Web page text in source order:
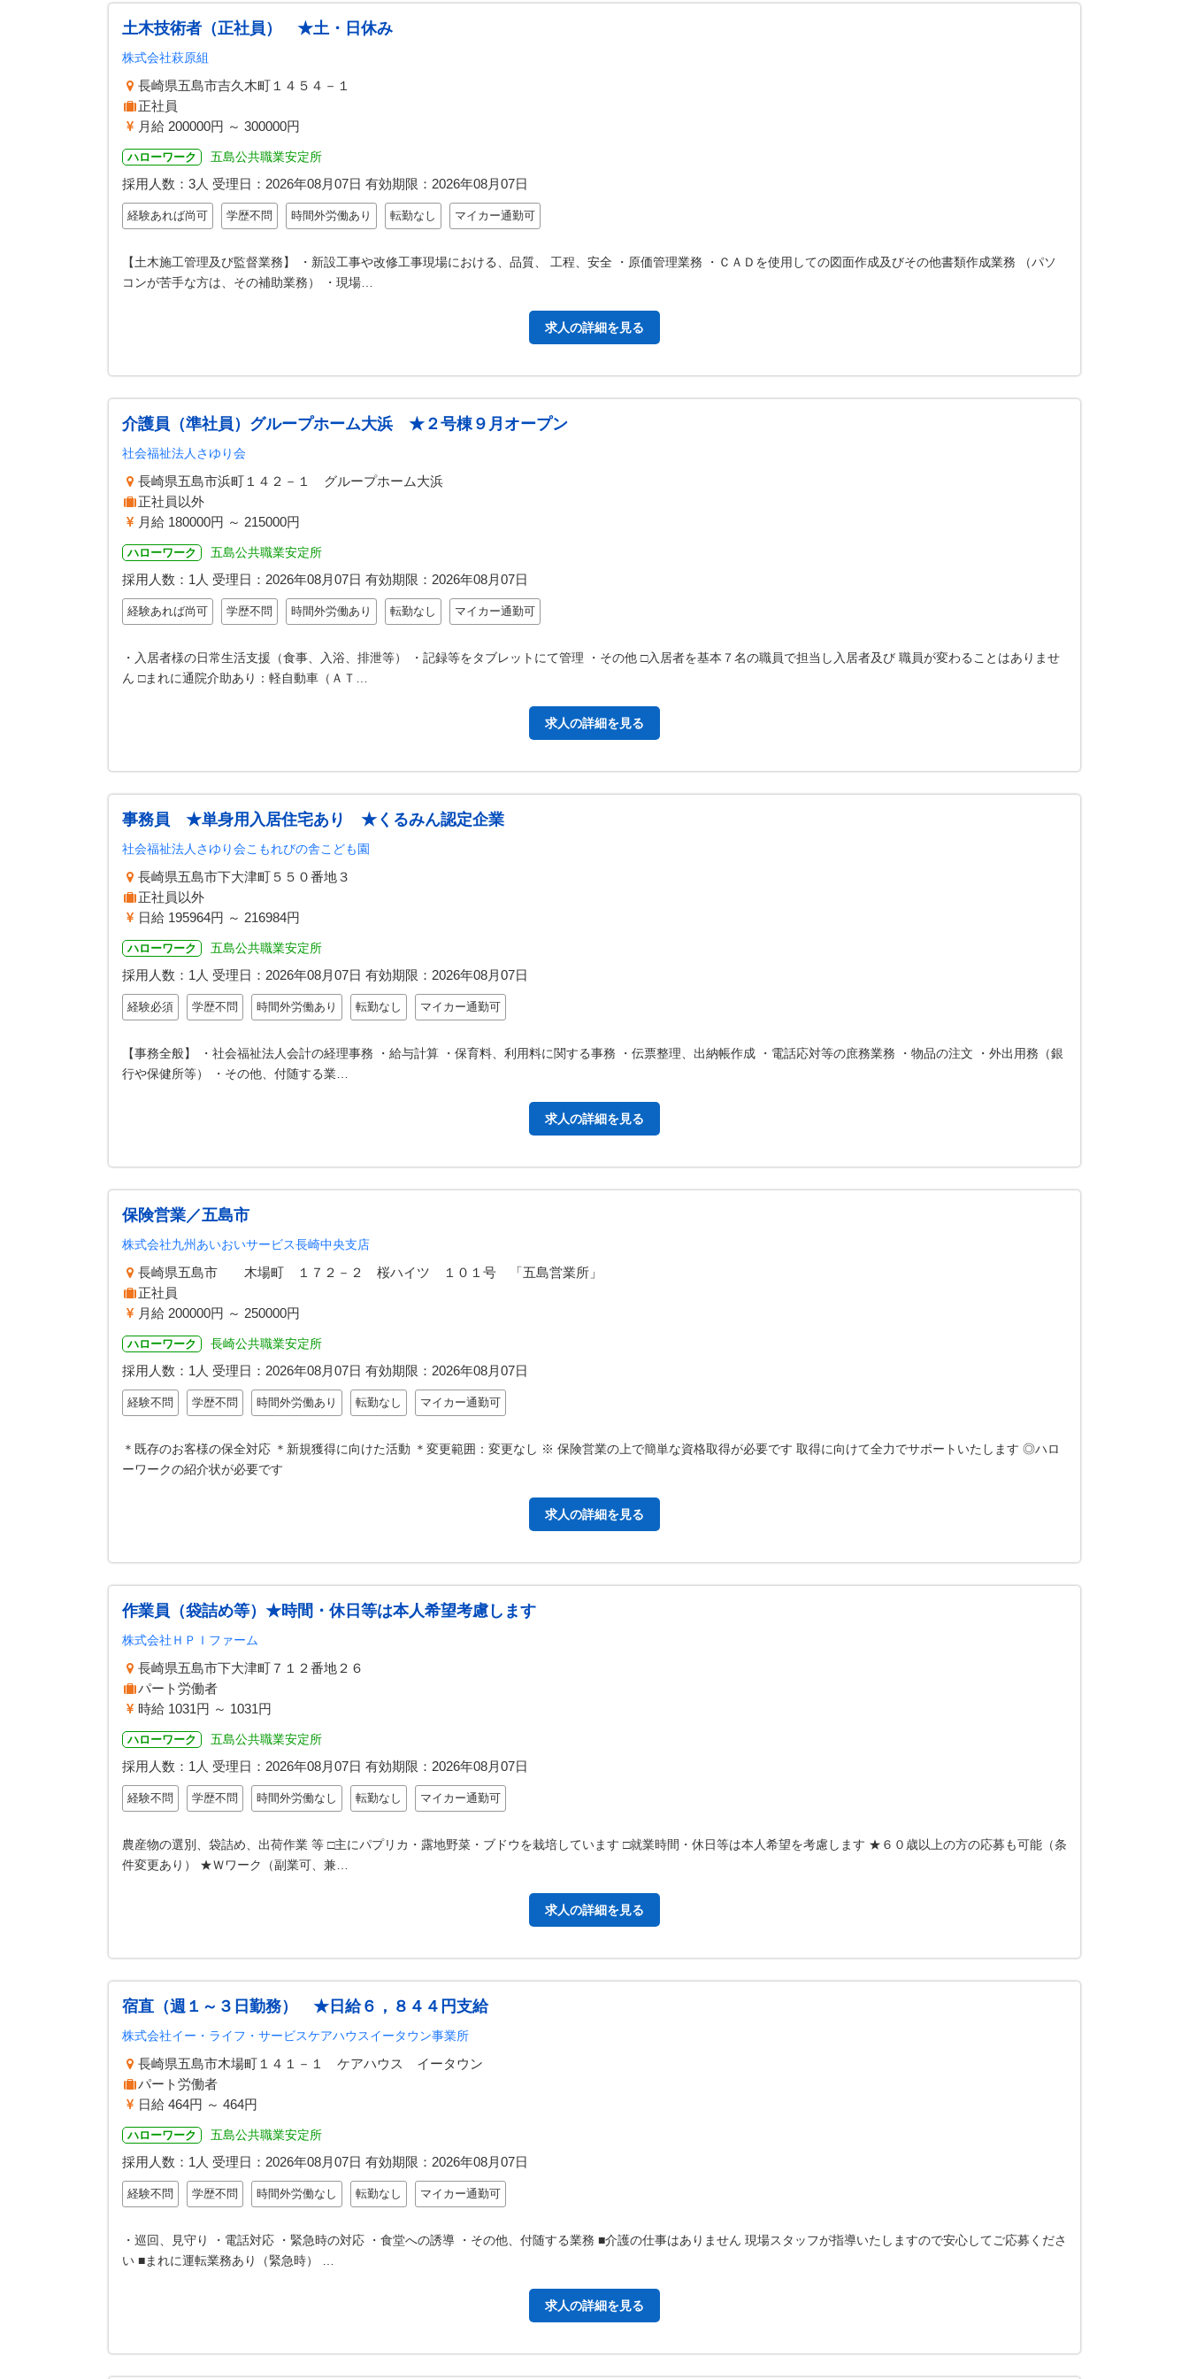
土木技術者（正社員） ★土・日休み
株式会社萩原組
長崎県五島市吉久木町１４５４－１
正社員
月給 200000円 ～ 300000円
ハローワーク 五島公共職業安定所
採用人数：3人 受理日： 2026年08月07日 有効期限： 2026年08月07日
経験あれば尚可 学歴不問 時間外労働あり 転勤なし マイカー通勤可
【土木施工管理及び監督業務】 ・新設工事や改修工事現場における、品質、 工程、安全 ・原価管理業務 ・ＣＡＤを使用しての図面作成及びその他書類作成業務 （パソ
コンが苦手な方は、その補助業務） ・現場…
求人の詳細を見る
介護員（準社員）グループホーム大浜 ★２号棟９月オープン
社会福祉法人さゆり会
長崎県五島市浜町１４２－１ グループホーム大浜
正社員以外
月給 180000円 ～ 215000円
ハローワーク 五島公共職業安定所
採用人数：1人 受理日： 2026年08月07日 有効期限： 2026年08月07日
経験あれば尚可 学歴不問 時間外労働あり 転勤なし マイカー通勤可
・入居者様の日常生活支援（食事、入浴、排泄等） ・記録等をタブレットにて管理 ・その他 □入居者を基本７名の職員で担当し入居者及び 職員が変わることはありませ
ん □まれに通院介助あり：軽自動車（ＡＴ…
求人の詳細を見る
事務員 ★単身用入居住宅あり ★くるみん認定企業
社会福祉法人さゆり会こもれびの舎こども園
長崎県五島市下大津町５５０番地３
正社員以外
日給 195964円 ～ 216984円
ハローワーク 五島公共職業安定所
採用人数：1人 受理日： 2026年08月07日 有効期限： 2026年08月07日
経験必須 学歴不問 時間外労働あり 転勤なし マイカー通勤可
【事務全般】 ・社会福祉法人会計の経理事務 ・給与計算 ・保育料、利用料に関する事務 ・伝票整理、出納帳作成 ・電話応対等の庶務業務 ・物品の注文 ・外出用務（銀
行や保健所等） ・その他、付随する業…
求人の詳細を見る
保険営業／五島市
株式会社九州あいおいサービス長崎中央支店
長崎県五島市 木場町 １７２－２ 桜ハイツ １０１号 「五島営業所」
正社員
月給 200000円 ～ 250000円
ハローワーク 長崎公共職業安定所
採用人数：1人 受理日： 2026年08月07日 有効期限： 2026年08月07日
経験不問 学歴不問 時間外労働あり 転勤なし マイカー通勤可
＊既存のお客様の保全対応 ＊新規獲得に向けた活動 ＊変更範囲：変更なし ※ 保険営業の上で簡単な資格取得が必要です 取得に向けて全力でサポートいたします ◎ハロ
ーワークの紹介状が必要です
求人の詳細を見る
作業員（袋詰め等）★時間・休日等は本人希望考慮します
株式会社ＨＰＩファーム
長崎県五島市下大津町７１２番地２６
パート労働者
時給 1031円 ～ 1031円
ハローワーク 五島公共職業安定所
採用人数：1人 受理日： 2026年08月07日 有効期限： 2026年08月07日
経験不問 学歴不問 時間外労働なし 転勤なし マイカー通勤可
農産物の選別、袋詰め、出荷作業 等 □主にパプリカ・露地野菜・ブドウを栽培しています □就業時間・休日等は本人希望を考慮します ★６０歳以上の方の応募も可能（条
件変更あり） ★Ｗワーク（副業可、兼…
求人の詳細を見る
宿直（週１～３日勤務） ★日給６，８４４円支給
株式会社イー・ライフ・サービスケアハウスイータウン事業所
長崎県五島市木場町１４１－１ ケアハウス イータウン
パート労働者
日給 464円 ～ 464円
ハローワーク 五島公共職業安定所
採用人数：1人 受理日： 2026年08月07日 有効期限： 2026年08月07日
経験不問 学歴不問 時間外労働なし 転勤なし マイカー通勤可
・巡回、見守り ・電話対応 ・緊急時の対応 ・食堂への誘導 ・その他、付随する業務 ■介護の仕事はありません 現場スタッフが指導いたしますので安心してご応募くださ
い ■まれに運転業務あり（緊急時） …
求人の詳細を見る